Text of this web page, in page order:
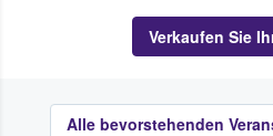
Verkaufen Sie
Alle bevorstehenden